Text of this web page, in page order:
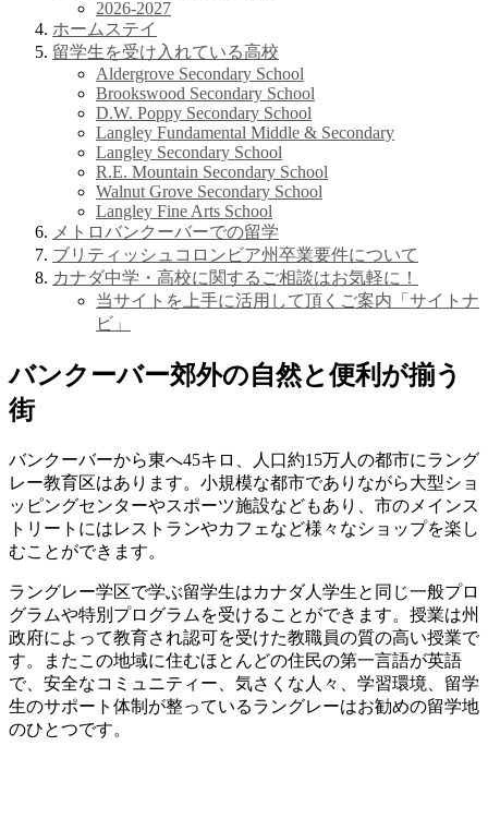
2026-2027
ホームステイ
留学生を受け入れている高校
Aldergrove Secondary School
Brookswood Secondary School
D.W. Poppy Secondary School
Langley Fundamental Middle & Secondary
Langley Secondary School
R.E. Mountain Secondary School
Walnut Grove Secondary School
Langley Fine Arts School
メトロバンクーバーでの留学
ブリティッシュコロンビア州卒業要件について
カナダ中学・高校に関するご相談はお気軽に！
当サイトを上手に活用して頂くご案内「サイトナ
ビ」
バンクーバー郊外の自然と便利が揃う
街
バンクーバーから東へ45キロ、人口約15万人の都市にラング
レー教育区はあります。小規模な都市でありながら大型ショ
ッピングセンターやスポーツ施設などもあり、市のメインス
トリートにはレストランやカフェなど様々なショップを楽し
むことができます。
ラングレー学区で学ぶ留学生はカナダ人学生と同じ一般プロ
グラムや特別プログラムを受けることができます。授業は州
政府によって教育され認可を受けた教職員の質の高い授業で
す。またこの地域に住むほとんどの住民の第一言語が英語
で、安全なコミュニティー、気さくな人々、学習環境、留学
生のサポート体制が整っているラングレーはお勧めの留学地
のひとつです。